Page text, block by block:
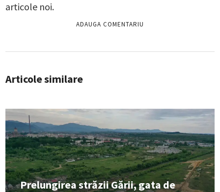
articole noi.
Articole similare
Prelungirea străzii Gării, gata de